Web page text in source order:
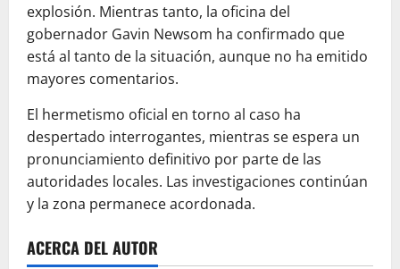
explosión. Mientras tanto, la oficina del
gobernador Gavin Newsom ha confirmado que
está al tanto de la situación, aunque no ha emitido
mayores comentarios.
El hermetismo oficial en torno al caso ha
despertado interrogantes, mientras se espera un
pronunciamiento definitivo por parte de las
autoridades locales. Las investigaciones continúan
y la zona permanece acordonada.
ACERCA DEL AUTOR